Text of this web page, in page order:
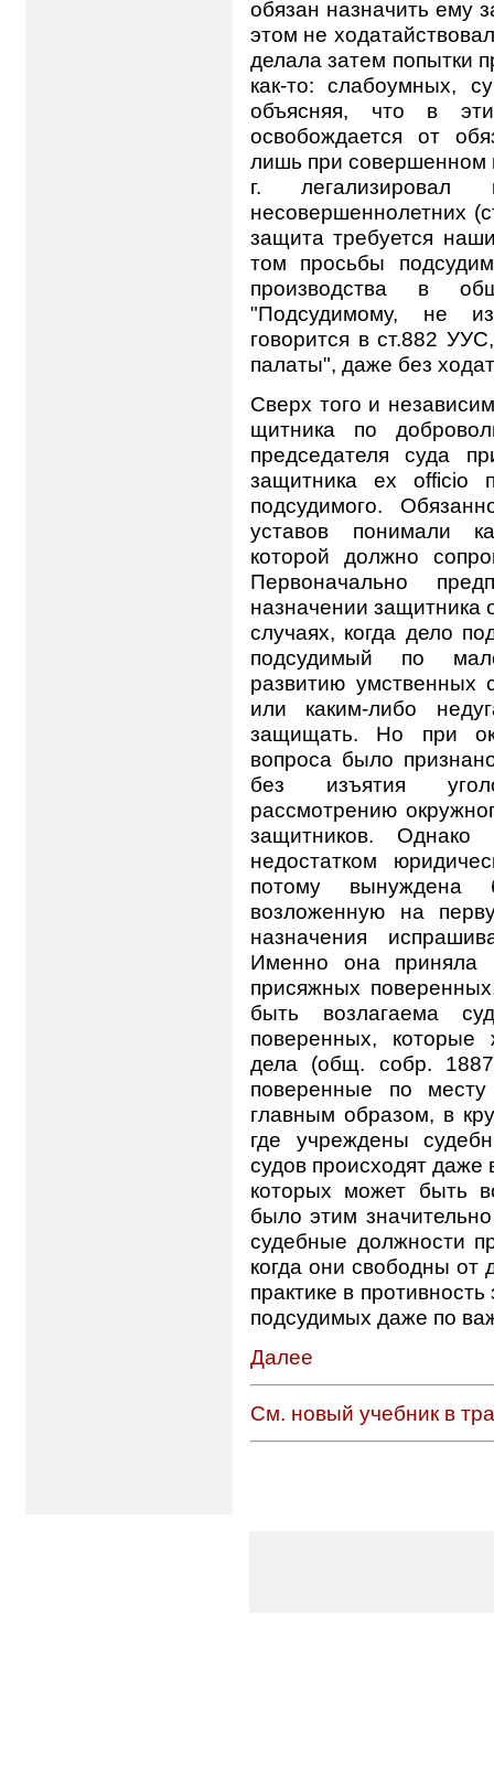
обязан назначить ему
этом не
делала затем попытки
как-то: слабоумных,
объясняя, что в
освобождается от
лишь при совершенном
г. легализировал
несовершеннолетних
защита требуется
том просьбы
производства в
"Подсудимому, не
говорится в ст.882
палаты", даже без
Сверх того и
щитника по
председателя суда
защитника ех officio
подсудимого.
уставов понимали
которой должно
Первоначально
назначении защитника
случаях, когда дело
подсудимый по
развитию умственных
или каким-либо
защищать. Но при
вопроса было
без изъятия
рассмотрению
защитников. Однако
недостатком
потому вынуждена
возложенную на
назначения
Именно она приняла
присяжных
быть возлагаема
поверенных, которые
дела (общ. собр.
поверенные по месту
главным образом, в
где учреждены
судов происходят даже
которых может быть
было этим
судебные должности
когда они свободны от
практике в
подсудимых даже по
Далее
См. новый учебник в